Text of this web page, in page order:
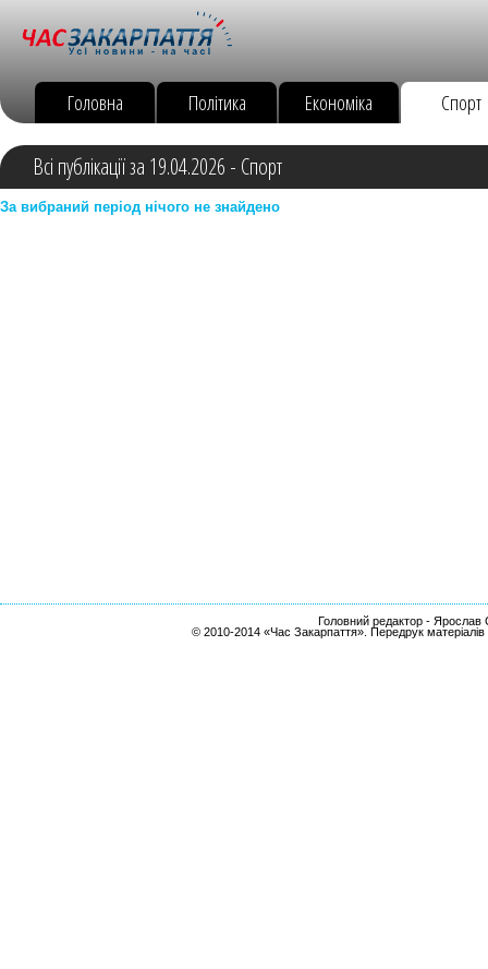
Головна Політика Економіка Спорт
Всі публікації за 19.04.2026 - Спорт
За вибраний період нічого не знайдено
Головний редактор - Ярослав
© 2010-2014 «Час Закарпаття». Передрук